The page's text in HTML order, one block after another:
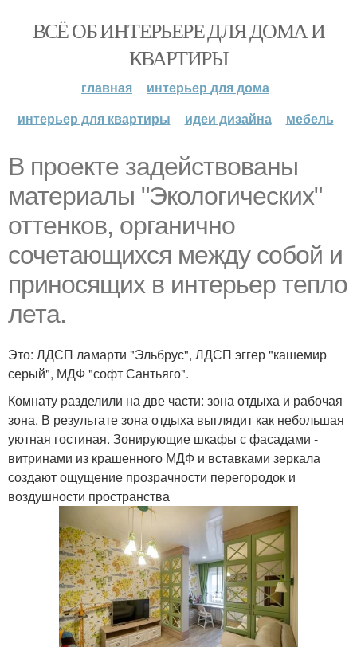
ВСЁ ОБ ИНТЕРЬЕРЕ ДЛЯ ДОМА И
КВАРТИРЫ
главная
интерьер для дома
интерьер для квартиры
идеи дизайна мебель
В проекте задействованы
материалы "Экологических"
оттенков, органично
сочетающихся между собой и
приносящих в интерьер тепло
лета.
Это: ЛДСП ламарти "Эльбрус", ЛДСП эггер "кашемир
серый", МДФ "софт Сантьяго".
Комнату разделили на две части: зона отдыха и рабочая
зона. В результате зона отдыха выглядит как небольшая
уютная гостиная. Зонирующие шкафы с фасадами -
витринами из крашенного МДФ и вставками зеркала
создают ощущение прозрачности перегородок и
воздушности пространства